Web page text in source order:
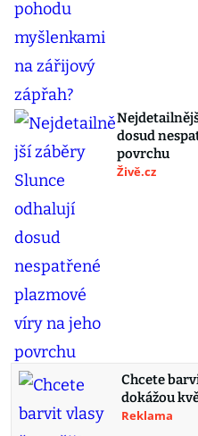
dosud
povrchu
Živě.cz
Chcete
dokážou
Reklama